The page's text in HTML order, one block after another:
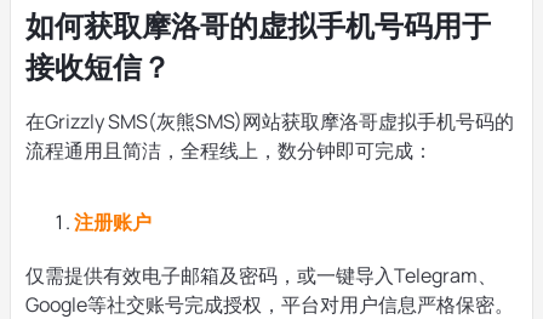
如何获取摩洛哥的虚拟手机号码用于
接收短信？
在Grizzly SMS(灰熊SMS)网站获取摩洛哥虚拟手机号码的
流程通用且简洁，全程线上，数分钟即可完成：
注册账户
仅需提供有效电子邮箱及密码，或一键导入Telegram、
Google等社交账号完成授权，平台对用户信息严格保密。